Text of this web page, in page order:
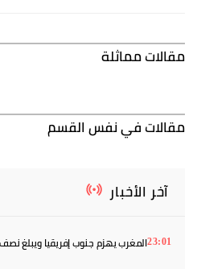
مقالات مماثلة
مقالات في نفس القسم
آخر الأخبار
23:01المغرب يهزم جنوب إفريقيا ويبلغ